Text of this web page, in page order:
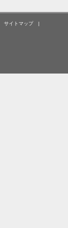
サイトマップ|